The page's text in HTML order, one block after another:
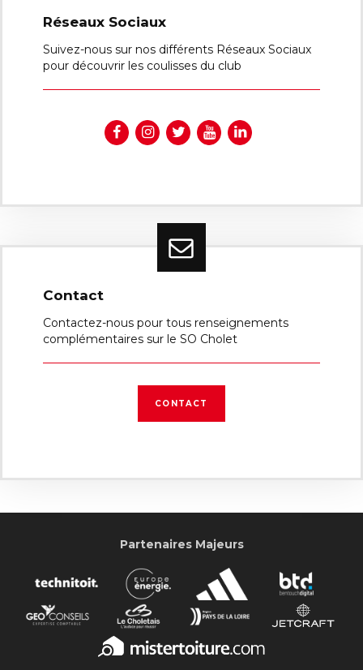
Réseaux Sociaux
Suivez-nous sur nos différents Réseaux Sociaux
pour découvrir les coulisses du club
Contact
Contactez-nous pour tous renseignements
complémentaires sur le SO Cholet
CONTACT
Partenaires Majeurs